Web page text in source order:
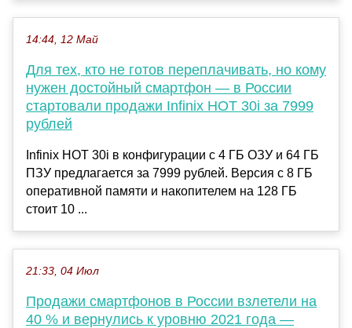
14:44, 12 Май
Для тех, кто не готов переплачивать, но кому
нужен достойный смартфон — в России
стартовали продажи Infinix HOT 30i за 7999
рублей
Infinix HOT 30i в конфигурации с 4 ГБ ОЗУ и 64 ГБ
ПЗУ предлагается за 7999 рублей. Версия с 8 ГБ
оперативной памяти и накопителем на 128 ГБ
стоит 10 ...
21:33, 04 Июл
Продажи смартфонов в России взлетели на
40 % и вернулись к уровню 2021 года —